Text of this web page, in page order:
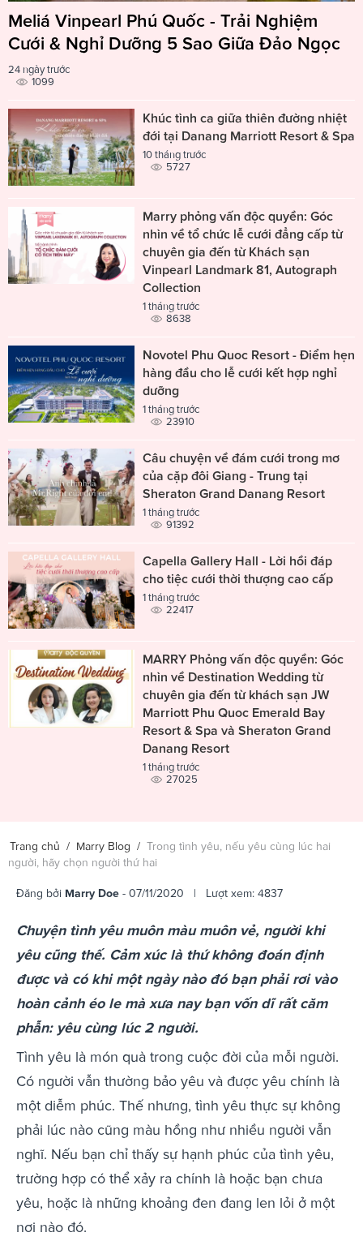
Meliá Vinpearl Phú Quốc - Trải Nghiệm
Cưới & Nghỉ Dưỡng 5 Sao Giữa Đảo Ngọc
24 ngày trước
1099
Khúc tình ca giữa thiên đường nhiệt
đới tại Danang Marriott Resort & Spa
10 tháng trước
5727
Marry phỏng vấn độc quyền: Góc
nhìn về tổ chức lễ cưới đẳng cấp từ
chuyên gia đến từ Khách sạn
Vinpearl Landmark 81, Autograph
Collection
1 tháng trước
8638
Novotel Phu Quoc Resort - Điểm hẹn
hàng đầu cho lễ cưới kết hợp nghỉ
dưỡng
1 tháng trước
23910
Câu chuyện về đám cưới trong mơ
của cặp đôi Giang - Trung tại
Sheraton Grand Danang Resort
1 tháng trước
91392
Capella Gallery Hall - Lời hồi đáp
cho tiệc cưới thời thượng cao cấp
1 tháng trước
22417
MARRY Phỏng vấn độc quyền: Góc
nhìn về Destination Wedding từ
chuyên gia đến từ khách sạn JW
Marriott Phu Quoc Emerald Bay
Resort & Spa và Sheraton Grand
Danang Resort
1 tháng trước
27025
Trang chủ / Marry Blog / Trong tình yêu, nếu yêu cùng lúc hai
người, hãy chọn người thứ hai
Đăng bởi Marry Doe - 07/11/2020 | Lượt xem: 4837
Chuyện tình yêu muôn màu muôn vẻ, người khi
yêu cũng thế. Cảm xúc là thứ không đoán định
được và có khi một ngày nào đó bạn phải rơi vào
hoàn cảnh éo le mà xưa nay bạn vốn dĩ rất căm
phẫn: yêu cùng lúc 2 người.
Tình yêu là món quà trong cuộc đời của mỗi người.
Có người vẫn thường bảo yêu và được yêu chính là
một diễm phúc. Thế nhưng, tình yêu thực sự không
phải lúc nào cũng màu hồng như nhiều người vẫn
nghĩ. Nếu bạn chỉ thấy sự hạnh phúc của tình yêu,
trường hợp có thể xảy ra chính là hoặc bạn chưa
yêu, hoặc là những khoảng đen đang len lỏi ở một
nơi nào đó.